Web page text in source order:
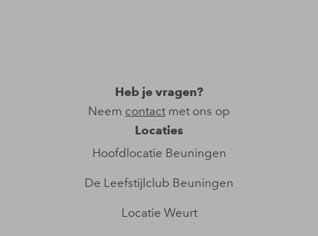
Heb je vragen?
Neem contact met ons op
Locaties
Hoofdlocatie Beuningen​
De Leefstijlclub Beuningen
Locatie Weurt